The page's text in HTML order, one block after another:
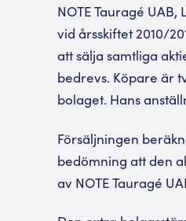
NOTE Tauragé
vid årsskiftet 2010/
att sälja samtliga
bedrevs. Köpare är
bolaget. Hans
Försäljningen
bedömning att den
av NOTE Tauragé